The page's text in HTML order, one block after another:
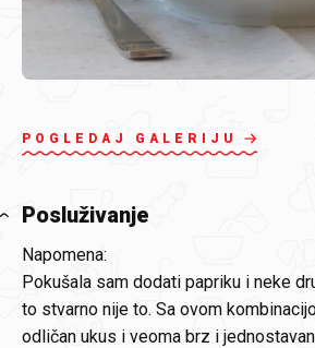
POGLEDAJ GALERIJU
Posluživanje
Napomena:
Pokušala sam dodati papriku i neke
to stvarno nije to. Sa ovom
odličan ukus i veoma brz i